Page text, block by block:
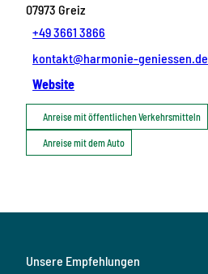
07973 Greiz
+49 3661 3866
kontakt@harmonie-geniessen.de
Website
Anreise mit öffentlichen Verkehrsmitteln
Anreise mit dem Auto
Unsere Empfehlungen